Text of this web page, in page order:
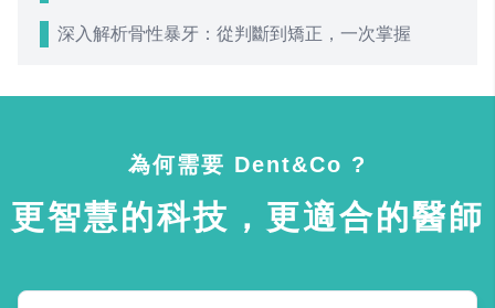
深入解析骨性暴牙：從判斷到矯正，一次掌握
為何需要 Dent&Co ?
更智慧的科技，更適合的醫師